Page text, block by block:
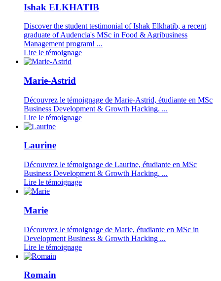
Ishak ELKHATIB
Discover the student testimonial of Ishak Elkhatib, a recent
graduate of Audencia's MSc in Food & Agribusiness
Management program! ...
Lire le témoignage
Marie-Astrid
Découvrez le témoignage de Marie-Astrid, étudiante en MSc
Business Development & Growth Hacking. ...
Lire le témoignage
Laurine
Découvrez le témoignage de Laurine, étudiante en MSc
Business Development & Growth Hacking. ...
Lire le témoignage
Marie
Découvrez le témoignage de Marie, étudiante en MSc in
Development Business & Growth Hacking ...
Lire le témoignage
Romain